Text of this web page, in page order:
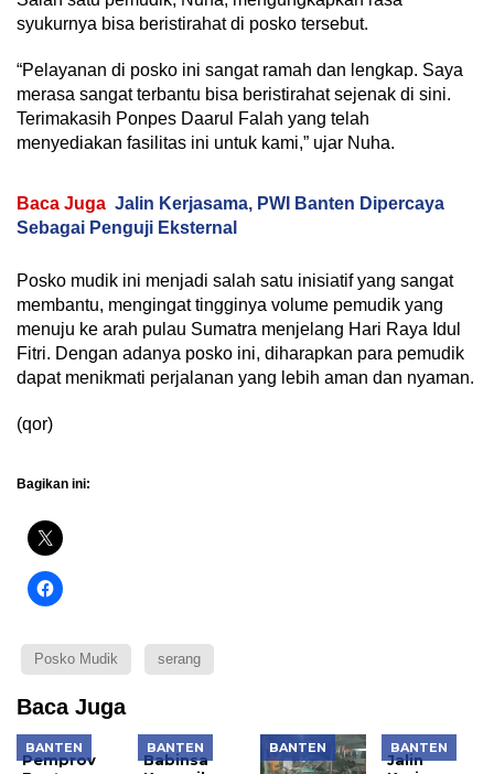
syukurnya bisa beristirahat di posko tersebut.
“Pelayanan di posko ini sangat ramah dan lengkap. Saya
merasa sangat terbantu bisa beristirahat sejenak di sini.
Terimakasih Ponpes Daarul Falah yang telah
menyediakan fasilitas ini untuk kami,” ujar Nuha.
Baca Juga Jalin Kerjasama, PWI Banten Dipercaya
Sebagai Penguji Eksternal
Posko mudik ini menjadi salah satu inisiatif yang sangat
membantu, mengingat tingginya volume pemudik yang
menuju ke arah pulau Sumatra menjelang Hari Raya Idul
Fitri. Dengan adanya posko ini, diharapkan para pemudik
dapat menikmati perjalanan yang lebih aman dan nyaman.
(qor)
Bagikan ini:
Posko Mudik serang
Baca Juga
BANTEN
Pemprov
BANTEN
Babinsa
BANTEN BANTEN
Jalin